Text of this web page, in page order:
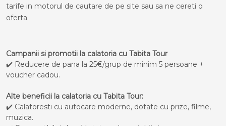
tarife in motorul de cautare de pe site sau sa ne cereti o
oferta.
Campanii si promotii la calatoria cu Tabita Tour
✔️ Reducere de pana la 25€/grup de minim 5 persoane +
voucher cadou.
Alte beneficii la calatoria cu Tabita Tour:
✔️ Calatoresti cu autocare moderne, dotate cu prize, filme,
muzica.